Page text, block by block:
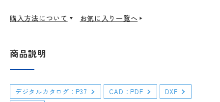
購入方法について お気に入り一覧へ
商品説明
デジタルカタログ：P37 CAD：PDF
DXF